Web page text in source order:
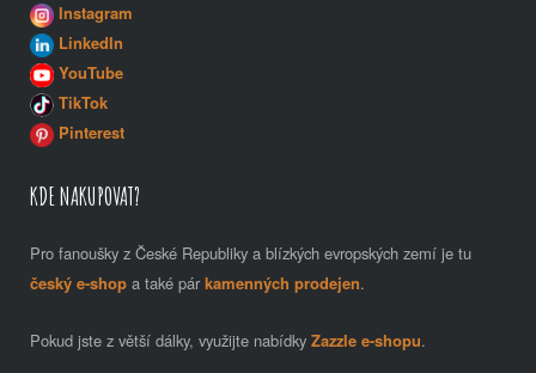
Instagram
LinkedIn
YouTube
TikTok
Pinterest
KDE NAKUPOVAT?
Pro fanoušky z České Republiky a blízkých evropských zemí je tu
český e-shopa také pár kamenných prodejen.
Pokud jste z větší dálky, využijte nabídky Zazzle e-shopu.